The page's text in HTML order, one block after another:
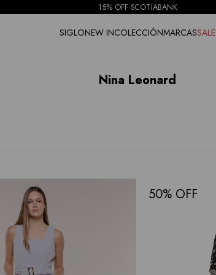
15% OFF SCOTIABANK
SIGLONEW INCOLECCIÓNMARCASSALE
Nina Leonard
50